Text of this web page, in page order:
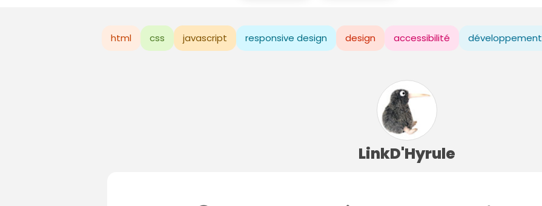
html css javascript responsive design design accessibilité développement
LinkD'Hyrule